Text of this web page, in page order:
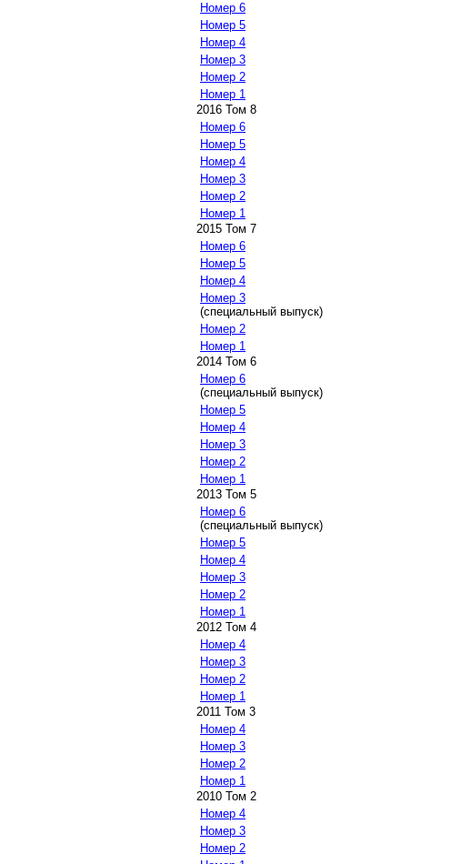
Номер 6
Номер 5
Номер 4
Номер 3
Номер 2
Номер 1
2016 Том 8
Номер 6
Номер 5
Номер 4
Номер 3
Номер 2
Номер 1
2015 Том 7
Номер 6
Номер 5
Номер 4
Номер 3
(специальный выпуск)
Номер 2
Номер 1
2014 Том 6
Номер 6
(специальный выпуск)
Номер 5
Номер 4
Номер 3
Номер 2
Номер 1
2013 Том 5
Номер 6
(специальный выпуск)
Номер 5
Номер 4
Номер 3
Номер 2
Номер 1
2012 Том 4
Номер 4
Номер 3
Номер 2
Номер 1
2011 Том 3
Номер 4
Номер 3
Номер 2
Номер 1
2010 Том 2
Номер 4
Номер 3
Номер 2